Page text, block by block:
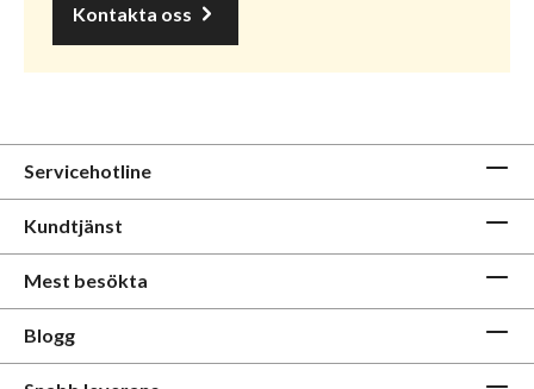
Kontakta oss
Servicehotline
Kundtjänst
Mest besökta
Blogg